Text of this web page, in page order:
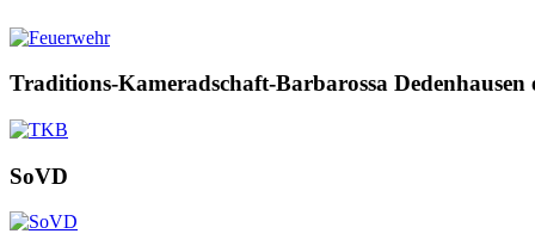
Traditions-Kameradschaft-Barbarossa Dedenhausen
SoVD